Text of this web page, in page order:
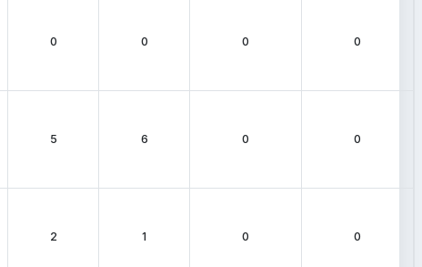
0 0 0 0
5 6 0 0
2 1 0 0